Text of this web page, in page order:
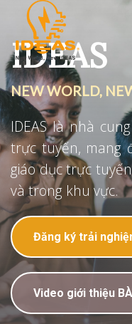
IDEAS
NEW WORLD,
IDEAS là nhà
trực tuyến, mang
giáo dục trực
và trong khu vực.
Đăng ký trải
Video giới thiệu